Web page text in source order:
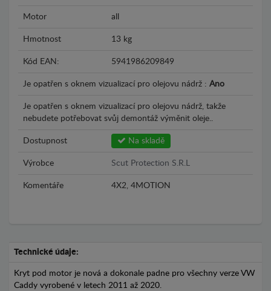
Motor all
Hmotnost 13 kg
Kód EAN: 5941986209849
Je opatřen s oknem vizualizací pro olejovu nádrž : Ano
Je opatřen s oknem vizualizací pro olejovu nádrž, takže
nebudete potřebovat svůj demontáž výměnit oleje..
Dostupnost Na skladě
Výrobce Scut Protection S.R.L
Komentáře 4X2, 4MOTION
Technické údaje:
Kryt pod motor je nová a dokonale padne pro všechny verze VW
Caddy vyrobené v letech 2011 až 2020.